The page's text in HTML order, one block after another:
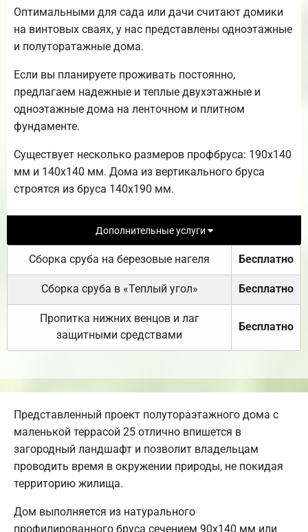
Оптимальными для сада или дачи считают домики
на винтовых сваях, у нас представлены одноэтажные
и полуторатажные дома.
Если вы планируете проживать постоянно,
предлагаем надежные и теплые двухэтажные и
одноэтажные дома на ленточном и плитном
фундаменте.
Существует несколько размеров профбруса: 190х140
мм и 140х140 мм. Дома из вертикального бруса
строятся из бруса 140х190 мм.
Дополнительные услуги
Сборка сруба на березовые нагеля Бесплатно
Сборка сруба в «Теплый угол» Бесплатно
Пропитка нижних венцов и лаг
защитными средствами
Бесплатно
Представленный проект полутораэтажного дома с
маленькой террасой 25 отлично впишется в
загородный ландшафт и позволит владельцам
проводить время в окружении природы, не покидая
территорию жилища.
Дом выполняется из натурального
профилированного бруса сечением 90х140 мм или